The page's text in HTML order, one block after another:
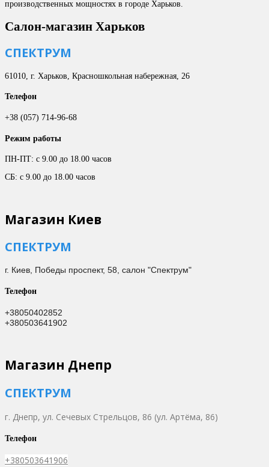
производственных мощностях в городе Харьков.
Салон-магазин Харьков
СПЕКТРУМ
61010, г. Харьков, Красношкольная набережная, 26
Телефон
+38 (057) 714-96-68
Режим работы
ПН-ПТ: с 9.00 до 18.00 часов
СБ: с 9.00 до 18.00 часов
Магазин Киев
СПЕКТРУМ
г. Киев, Победы проспект, 58, салон "Спектрум"
Телефон
+38050402852
+380503641902
Магазин Днепр
СПЕКТРУМ
г. Днепр, ул. Сечевых Стрельцов, 86 (ул. Артёма, 86)
Телефон
+380503641906